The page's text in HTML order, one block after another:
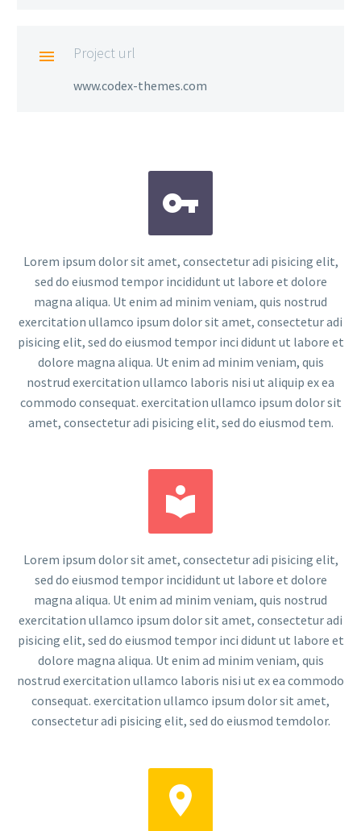
 Project url
www.codex-themes.com


Lorem ipsum dolor sit amet, consectetur adi pisicing elit,
sed do eiusmod tempor incididunt ut labore et dolore
magna aliqua. Ut enim ad minim veniam, quis nostrud
exercitation ullamco ipsum dolor sit amet, consectetur adi
pisicing elit, sed do eiusmod tempor inci didunt ut labore et
dolore magna aliqua. Ut enim ad minim veniam, quis
nostrud exercitation ullamco laboris nisi ut aliquip ex ea
commodo consequat. exercitation ullamco ipsum dolor sit
amet, consectetur adi pisicing elit, sed do eiusmod tem.


Lorem ipsum dolor sit amet, consectetur adi pisicing elit,
sed do eiusmod tempor incididunt ut labore et dolore
magna aliqua. Ut enim ad minim veniam, quis nostrud
exercitation ullamco ipsum dolor sit amet, consectetur adi
pisicing elit, sed do eiusmod tempor inci didunt ut labore et
dolore magna aliqua. Ut enim ad minim veniam, quis
nostrud exercitation ullamco laboris nisi ut ex ea commodo
consequat. exercitation ullamco ipsum dolor sit amet,
consectetur adi pisicing elit, sed do eiusmod temdolor.

